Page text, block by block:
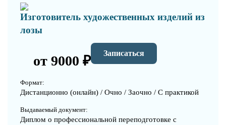
Изготовитель художественных изделий из
лозы
от 9000 ₽ Записаться
Формат:
Дистанционно (онлайн) / Очно / Заочно / С практикой
Выдаваемый документ:
Диплом о профессиональной переподготовке с